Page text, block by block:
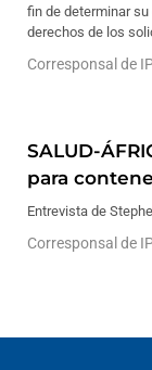
fin de determinar
derechos de los
Corresponsal de
SALUD-
para
Entrevista de
Corresponsal de